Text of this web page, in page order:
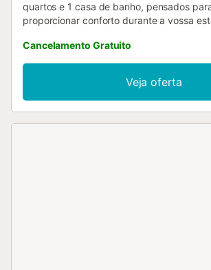
quartos e 1 casa de banho, pensados
proporcionar conforto durante a vossa
uma cozinha totalmente equipada com
necessários. A localização é excelente,
vários pontos de interesse tanto a pé
apenas 50 metros encontram uma loja
a 25 metros, uma farmácia, perfeitas
Cancelamento Gratuito
Veja oferta